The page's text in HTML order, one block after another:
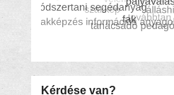
Kérdése van?